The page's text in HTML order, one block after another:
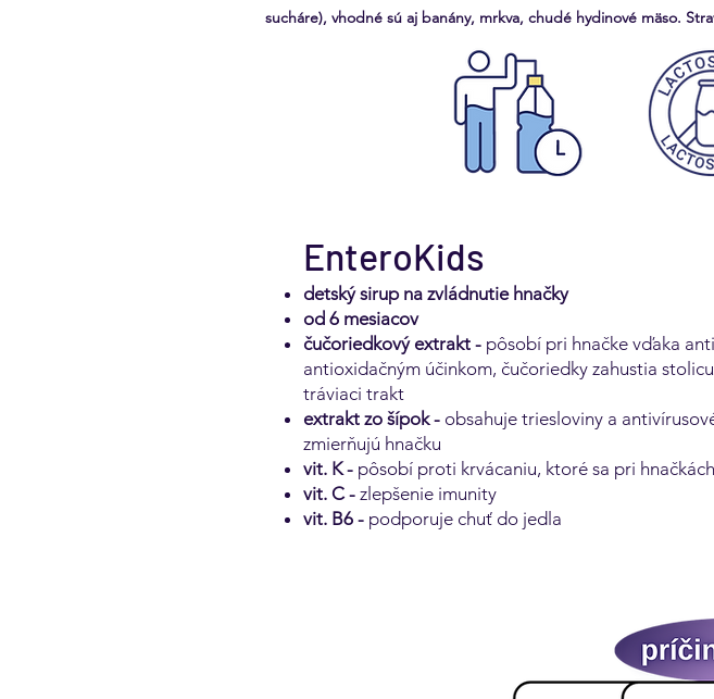
sucháre), vhodné sú aj banány, mrkva, chudé hydinové mäso.
EnteroKids
detský sirup na zvládnutie hnačky
od 6 mesiacov
čučoriedkový extrakt - pôsobí pri hnačke vďaka
antioxidačným účinkom, čučoriedky zahustia
tráviaci trakt
extrakt zo šípok - obsahuje triesloviny a
zmierňujú hnačku
vit. K - pôsobí proti krvácaniu, ktoré sa pri
vit. C - zlepšenie imunity
vit. B6 - podporuje chuť do jedla